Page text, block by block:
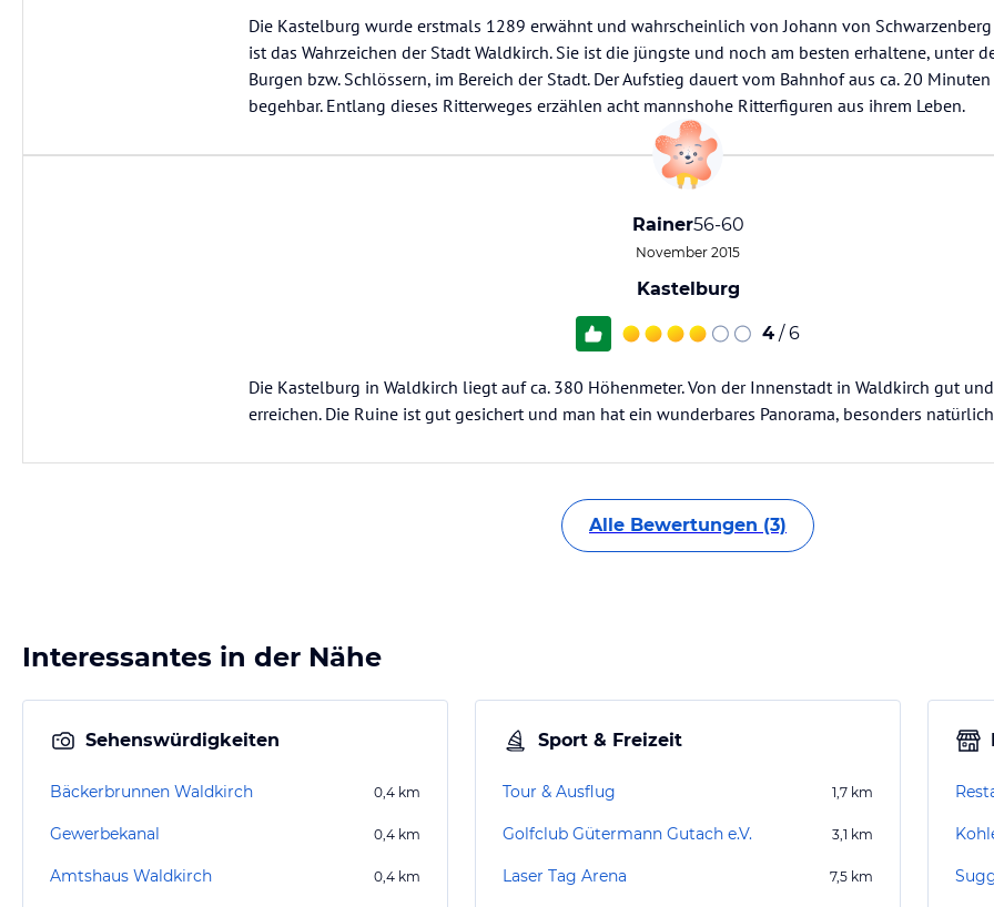
Die Kastelburg wurde erstmals 1289 erwähnt und wahrscheinlich von Johann von Schwarzenberg
ist das Wahrzeichen der Stadt Waldkirch. Sie ist die jüngste und noch am besten erhaltene, unter
Burgen bzw. Schlössern, im Bereich der Stadt. Der Aufstieg dauert vom Bahnhof aus ca. 20
begehbar. Entlang dieses Ritterweges erzählen acht mannshohe Ritterfiguren aus ihrem Leben.
Rainer56-60
November 2015
Kastelburg
4 / 6
Die Kastelburg in Waldkirch liegt auf ca. 380 Höhenmeter. Von der Innenstadt in Waldkirch gut
erreichen. Die Ruine ist gut gesichert und man hat ein wunderbares Panorama, besonders
Alle Bewertungen (3)
Interessantes in der Nähe
Sehenswürdigkeiten
Bäckerbrunnen Waldkirch 0,4 km
Gewerbekanal 0,4 km
Amtshaus Waldkirch 0,4 km
Sport & Freizeit
Tour & Ausflug 1,7 km
Golfclub Gütermann Gutach e.V. 3,1 km
Laser Tag Arena 7,5 km